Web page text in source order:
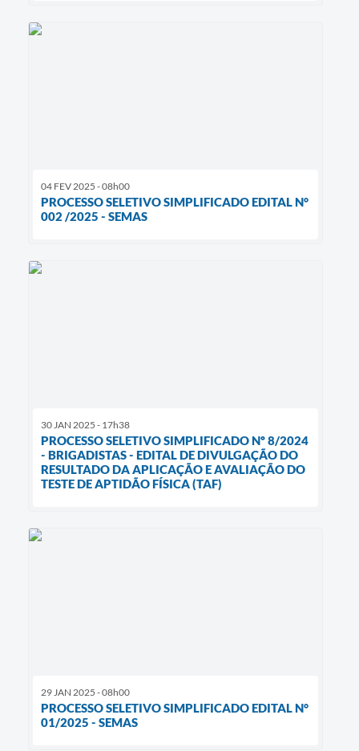
04 FEV 2025 - 08h00
PROCESSO SELETIVO SIMPLIFICADO EDITAL N°
002 /2025 - SEMAS
30 JAN 2025 - 17h38
PROCESSO SELETIVO SIMPLIFICADO Nº 8/2024
- BRIGADISTAS - EDITAL DE DIVULGAÇÃO DO
RESULTADO DA APLICAÇÃO E AVALIAÇÃO DO
TESTE DE APTIDÃO FÍSICA (TAF)
29 JAN 2025 - 08h00
PROCESSO SELETIVO SIMPLIFICADO EDITAL N°
01/2025 - SEMAS